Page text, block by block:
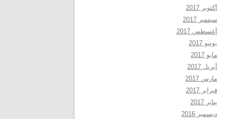
أكتوبر 2017
سبتمبر 2017
أغسطس 2017
يونيو 2017
مايو 2017
أبريل 2017
مارس 2017
فبراير 2017
يناير 2017
ديسمبر 2016